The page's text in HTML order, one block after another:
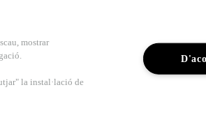
mostrar
la instal·lació de